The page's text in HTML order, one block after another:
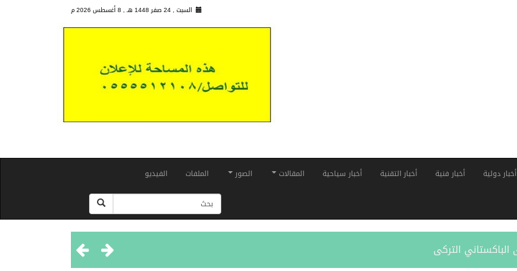
السبت , 24 صفر 1448 هـ , 8 أغسطس 2026 م
أخبار دولية أخبار فنية أخبار التقنية أخبار سياحية المقالات الصور الملفات الفيديو
التركى